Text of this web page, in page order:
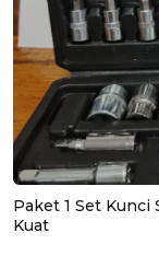
Paket 1 Set Kunci
Kuat